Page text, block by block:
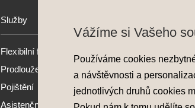
Služby
Flexibilní financování
Prodloužená záruka
Pojištění
Asistenční služba
Vážíme si Vašeho
Používáme cookies
a návštěvnosti a
jednotlivých druhů cookies